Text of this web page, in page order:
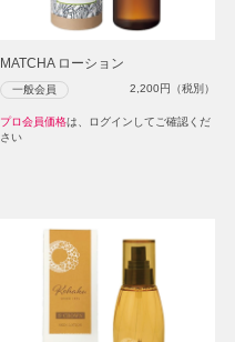
MATCHA ローション
一般会員 2,200円（税別）
プロ会員価格は、ログインしてご確認くだ
さい